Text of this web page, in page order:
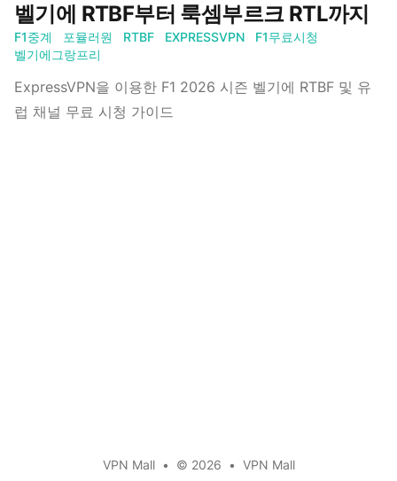
벨기에 RTBF부터 룩셈부르크 RTL까지
F1중계 포뮬러원 RTBF EXPRESSVPN
F1무료시청
벨기에그랑프리
ExpressVPN을 이용한 F1 2026 시즌 벨기에 RTBF 및 유
럽 채널 무료 시청 가이드
VPN Mall • © 2026 • VPN Mall